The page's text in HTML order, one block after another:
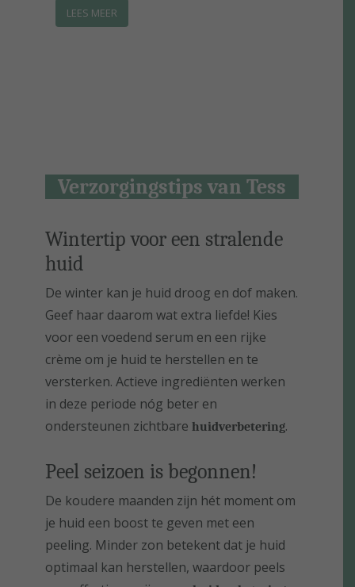
LEES MEER
Verzorgingstips van Tess
Wintertip voor een stralende
huid
De winter kan je huid droog en dof maken.
Geef haar daarom wat extra liefde! Kies
voor een voedend serum en een rijke
crème om je huid te herstellen en te
versterken. Actieve ingrediënten werken
in deze periode nóg beter en
ondersteunen zichtbare huidverbetering.
Peel seizoen is begonnen!
De koudere maanden zijn hét moment om
je huid een boost te geven met een
peeling. Minder zon betekent dat je huid
optimaal kan herstellen, waardoor peels